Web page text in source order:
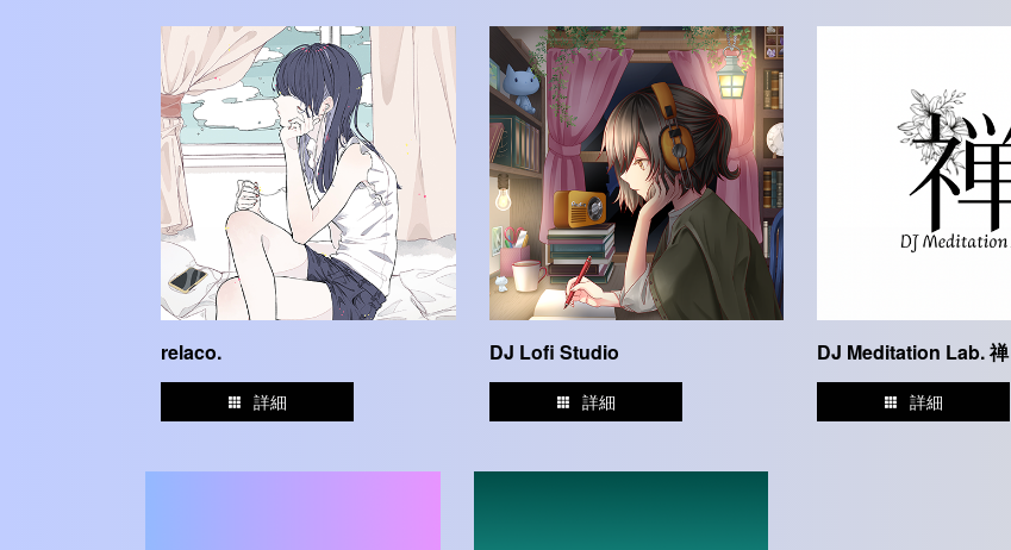
relaco.
詳細
DJ Lofi Studio
詳細
DJ Meditation Lab. 禅
詳細